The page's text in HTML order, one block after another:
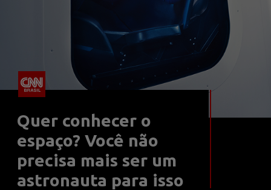
Quer conhecer o
espaço? Você não
precisa mais ser um
astronauta para isso